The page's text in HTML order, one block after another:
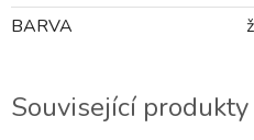
BARVA
Související produkty